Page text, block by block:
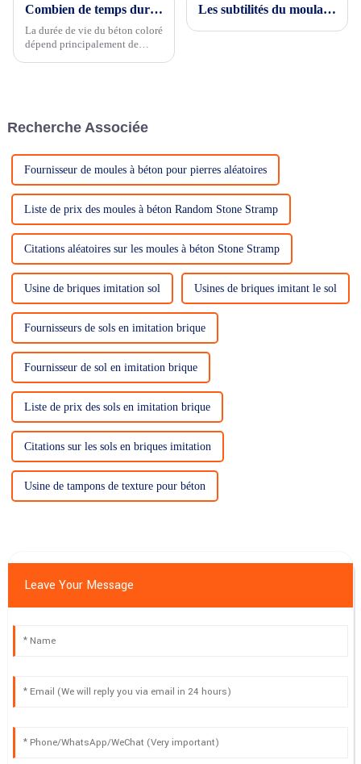
Combien de temps dure le béton coloré ?
La durée de vie du béton coloré
dépend principalement de
Les subtilités du moulage du caoutchouc : un voyage à travers la fabrication de moules en caoutchouc
Recherche Associée
Fournisseur de moules à béton pour pierres aléatoires
Liste de prix des moules à béton Random Stone Stramp
Citations aléatoires sur les moules à béton Stone Stramp
Usine de briques imitation sol Usines de briques imitant le sol
Fournisseurs de sols en imitation brique
Fournisseur de sol en imitation brique
Liste de prix des sols en imitation brique
Citations sur les sols en briques imitation
Usine de tampons de texture pour béton
Leave Your Message